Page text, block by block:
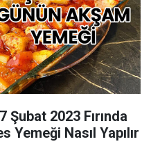
Şubat 2023 Fırında
Nasıl Yapılır